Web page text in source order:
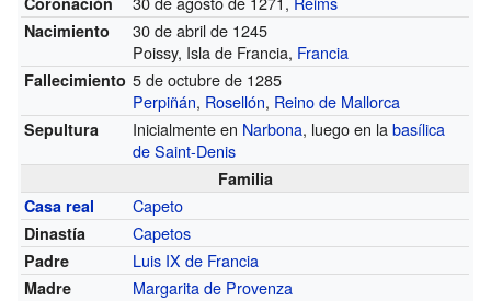
Nacimiento
30 de abril de 1245
Poissy, Isla de Francia, Francia
Fallecimiento 5 de octubre de 1285
Perpiñán, Rosellón, Reino de Mallorca
Sepultura Inicialmente en Narbona, luego en labasílica
de Saint-Denis
Familia
Casa real
Capeto
Dinastía Capetos
Padre Luis IX de Francia
Madre Margarita de Provenza